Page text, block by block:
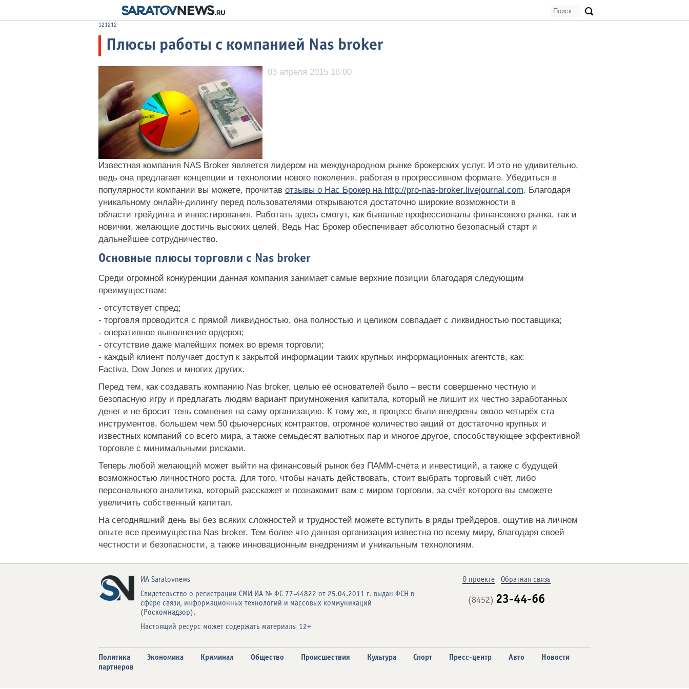
121212
Плюсы работы с компанией Nas broker
03 апреля 2015 16:00
Известная компания NAS Broker является лидером на международном рынке брокерских услуг. И это не удивительно,
ведь она предлагает концепции и технологии нового поколения, работая в прогрессивном формате. Убедиться в
популярности компании вы можете, прочитав отзывы о Нас Брокер на http://pro-nas-broker.livejournal.com. Благодаря
уникальному онлайн-дилингу перед пользователями открываются достаточно широкие возможности в
области трейдинга и инвестирования. Работать здесь смогут, как бывалые профессионалы финансового рынка, так и
новички, желающие достичь высоких целей. Ведь Нас Брокер обеспечивает абсолютно безопасный старт и
дальнейшее сотрудничество.
Основные плюсы торговли с Nas broker
Среди огромной конкуренции данная компания занимает самые верхние позиции благодаря следующим
преимуществам:
- отсутствует спред;
- торговля проводится с прямой ликвидностью, она полностью и целиком совпадает с ликвидностью поставщика;
- оперативное выполнение ордеров;
- отсутствие даже малейших помех во время торговли;
- каждый клиент получает доступ к закрытой информации таких крупных информационных агентств, как:
Factiva, Dow Jones и многих других.
Перед тем, как создавать компанию Nas broker, целью её основателей было – вести совершенно честную и
безопасную игру и предлагать людям вариант приумножения капитала, который не лишит их честно заработанных
денег и не бросит тень сомнения на саму организацию. К тому же, в процесс были внедрены около четырёх ста
инструментов, большем чем 50 фьючерсных контрактов, огромное количество акций от достаточно крупных и
известных компаний со всего мира, а также семьдесят валютных пар и многое другое, способствующее эффективной
торговле с минимальными рисками.
Теперь любой желающий может выйти на финансовый рынок без ПАММ-счёта и инвестиций, а также с будущей
возможностью личностного роста. Для того, чтобы начать действовать, стоит выбрать торговый счёт, либо
персонального аналитика, который расскажет и познакомит вам с миром торговли, за счёт которого вы сможете
увеличить собственный капитал.
На сегодняшний день вы без всяких сложностей и трудностей можете вступить в ряды трейдеров, ощутив на личном
опыте все преимущества Nas broker. Тем более что данная организация известна по всему миру, благодаря своей
честности и безопасности, а также инновационным внедрениям и уникальным технологиям.
ИА Saratovnews
Свидетельство о регистрации СМИ ИА № ФС 77-44822 от 25.04.2011 г. выдан ФСН в
сфере связи, информационных технологий и массовых коммуникаций
(Роскомнадзор).
Настоящий ресурс может содержать материалы 12+
О проекте Обратная связь
(8452) 23-44-66
Политика Экономика Криминал Общество Происшествия Культура Спорт Пресс-центр Авто
Новости
партнеров